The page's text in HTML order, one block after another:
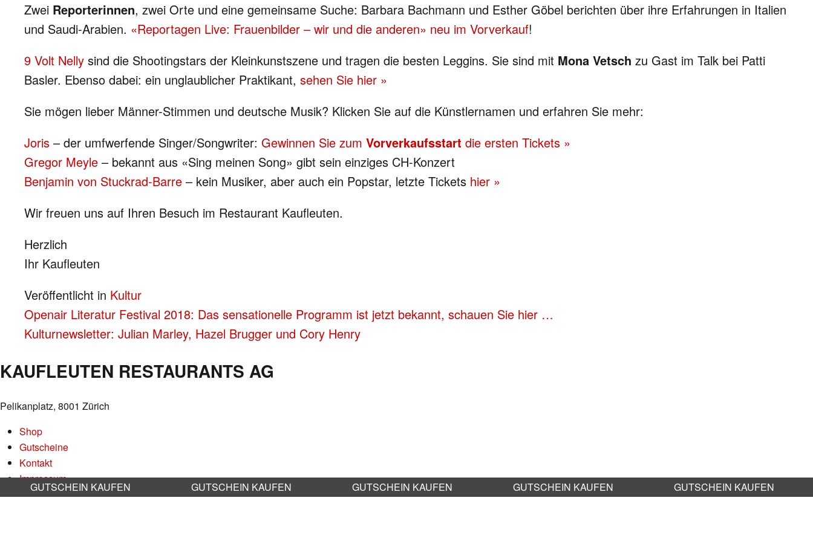
Zwei Reporterinnen, zwei Orte und eine gemeinsame Suche: Barbara Bachmann und Esther Göbel berichten über ihre Erfahrungen in Italien
und Saudi-Arabien. «Reportagen Live: Frauenbilder – wir und die anderen» neu im Vorverkauf!
9 Volt Nelly sind die Shootingstars der Kleinkunstszene und tragen die besten Leggins. Sie sind mit Mona Vetsch zu Gast im Talk bei Patti
Basler. Ebenso dabei: ein unglaublicher Praktikant, sehen Sie hier »
Sie mögen lieber Männer-Stimmen und deutsche Musik? Klicken Sie auf die Künstlernamen und erfahren Sie mehr:
Joris – der umfwerfende Singer/Songwriter: Gewinnen Sie zum Vorverkaufsstart die ersten Tickets »
Gregor Meyle – bekannt aus «Sing meinen Song» gibt sein einziges CH-Konzert
Benjamin von Stuckrad-Barre – kein Musiker, aber auch ein Popstar, letzte Tickets hier »
Wir freuen uns auf Ihren Besuch im Restaurant Kaufleuten.
Herzlich
Ihr Kaufleuten
Veröffentlicht in Kultur
BEITRAGS-
NAVIGATION
Openair Literatur Festival 2018: Das sensationelle Programm ist jetzt bekannt, schauen Sie hier …
Kulturnewsletter: Julian Marley, Hazel Brugger und Cory Henry
KAUFLEUTEN RESTAURANTS AG
Pelikanplatz, 8001 Zürich
Shop
Gutscheine
Kontakt
Impressum
Datenschutz
GUTSCHEIN KAUFEN GUTSCHEIN KAUFEN GUTSCHEIN KAUFEN GUTSCHEIN KAUFEN GUTSCHEIN KAUFEN